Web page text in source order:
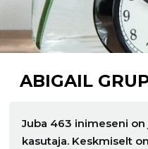
ABIGAIL
Juba 463 inimeseni
kasutaja. Keskmiselt